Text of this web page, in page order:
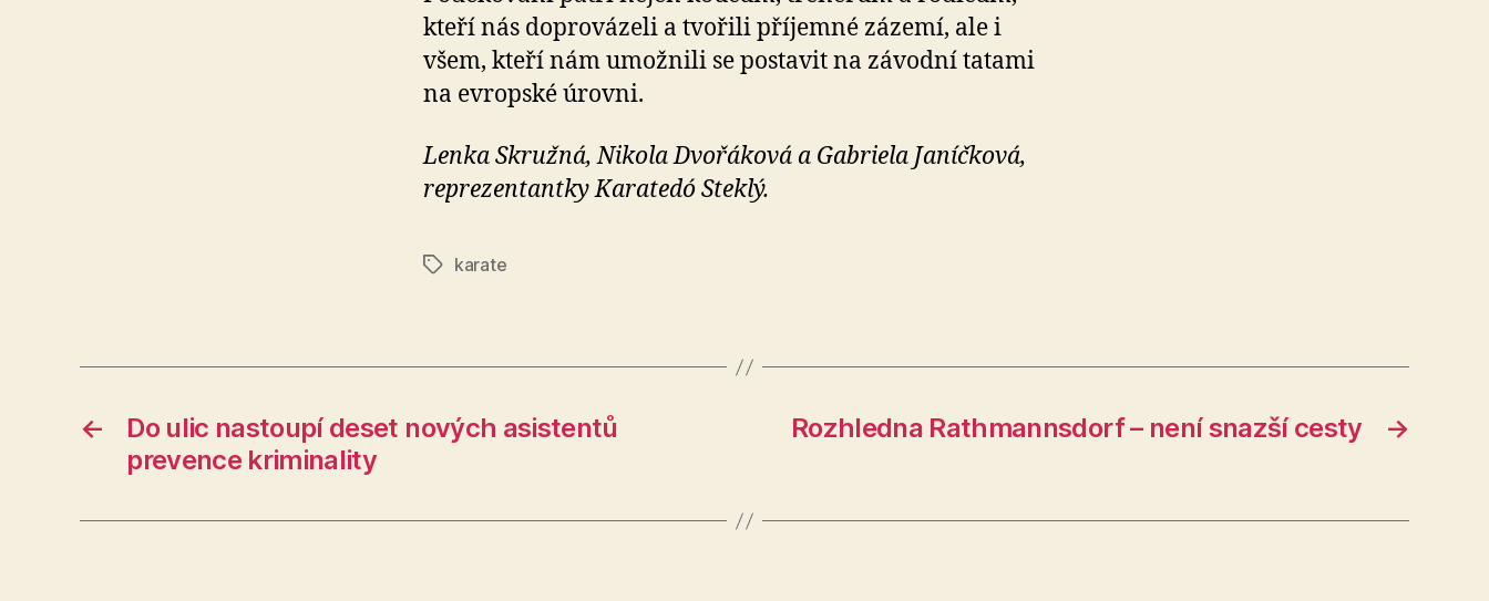
kteří nás doprovázeli a tvořili příjemné zázemí, ale i
všem, kteří nám umožnili se postavit na závodní tatami
na evropské úrovni.
Lenka Skružná, Nikola Dvořáková a Gabriela Janíčková,
reprezentantky Karatedó Steklý.
Štítkykarate
←
Do ulic nastoupí deset nových asistentů
prevence kriminality
→
Rozhledna Rathmannsdorf – není snazší cesty